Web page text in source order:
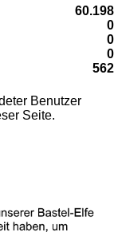
60.198
0
0
0
562
Benutzer
Seite.